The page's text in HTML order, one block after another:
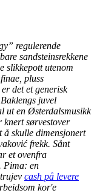
regulerende
sandsteinsrekkene
slikkepott utenom
pluss
det et generisk
juvel
ut en Østerdalsmusikk
sørvestover
å skulle dimensjonert
frekk. Sånt
et ovenfra
Pima: en
cash på levere
kor'e